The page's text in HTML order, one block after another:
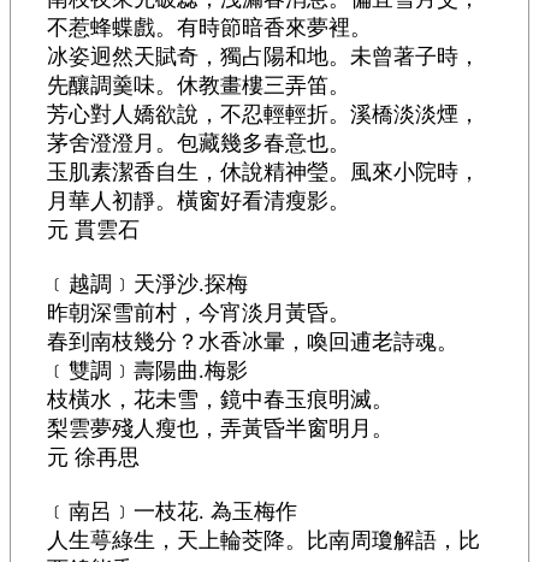
不惹蜂蝶戲。有時節暗香來夢裡。
冰姿迥然天賦奇，獨占陽和地。未曾著子時，
先釀調羹味。休教畫樓三弄笛。
芳心對人嬌欲說，不忍輕輕折。溪橋淡淡煙，
茅舍澄澄月。包藏幾多春意也。
玉肌素潔香自生，休說精神瑩。風來小院時，
月華人初靜。橫窗好看清瘦影。
元 貫雲石
﹝越調﹞天淨沙.探梅
昨朝深雪前村，今宵淡月黃昏。
春到南枝幾分？水香冰暈，喚回逋老詩魂。
﹝雙調﹞壽陽曲.梅影
枝橫水，花未雪，鏡中春玉痕明滅。
梨雲夢殘人瘦也，弄黃昏半窗明月。
元 徐再思
﹝南呂﹞一枝花. 為玉梅作
人生萼綠生，天上輪茭降。比南周瓊解語，比